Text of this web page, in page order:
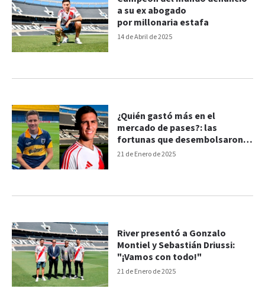
14 de Abril de 2025
a su ex abogado
por millonaria estafa
21 de Enero de 2025
¿Quién gastó más en el
mercado de pases?: las
fortunas que desembolsaron
Boca y River
21 de Enero de 2025
River presentó a Gonzalo
Montiel y Sebastián Driussi:
"¡Vamos con todo!"